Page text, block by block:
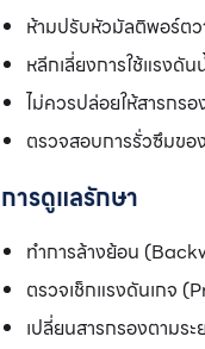
ห้ามปรับหัวมัลติพอร์ต
หลีกเลี่ยงการใช้แรงดั
ไม่ควรปล่อยให้สารกร
ตรวจสอบการรั่วซึมขอ
การดูแลรักษา
ทำการล้างย้อน
ตรวจเช็กแรงดันเกจ
เปลี่ยนสารกรองตามร